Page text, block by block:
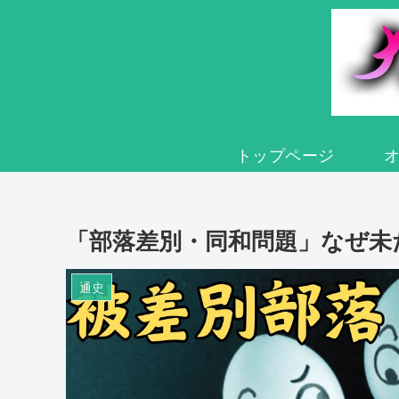
トップページ
「部落差別・同和問題」なぜ
通史